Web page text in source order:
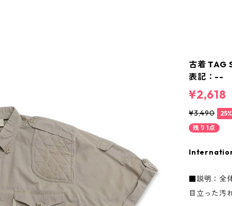
古着 TAG
表記：--
¥2,618
¥3,490
残り1点
■説明：全
目立った汚